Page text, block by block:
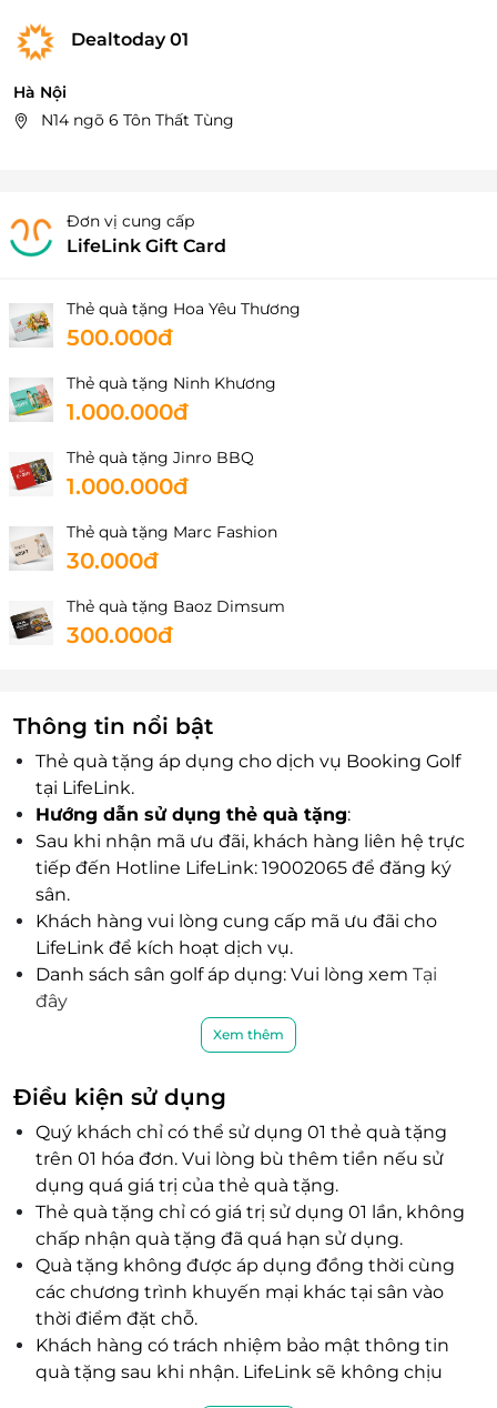
Dealtoday 01
Hà Nội
N14 ngõ 6 Tôn Thất Tùng
Đơn vị cung cấp
LifeLink Gift Card
Thẻ quà tặng Hoa Yêu Thương
500.000đ
Thẻ quà tặng Ninh Khương
1.000.000đ
Thẻ quà tặng Jinro BBQ
1.000.000đ
Thẻ quà tặng Marc Fashion
30.000đ
Thẻ quà tặng Baoz Dimsum
300.000đ
Thông tin nổi bật
Thẻ quà tặng áp dụng cho dịch vụ Booking Golf
tại LifeLink.
Hướng dẫn sử dụng thẻ quà tặng:
Sau khi nhận mã ưu đãi, khách hàng liên hệ trực
tiếp đến Hotline LifeLink: 19002065 để đăng ký
sân.
Khách hàng vui lòng cung cấp mã ưu đãi cho
LifeLink để kích hoạt dịch vụ.
Danh sách sân golf áp dụng: Vui lòng xem Tại
đây
Vé đã có ngày sử dụng thì sẽ không
Hoàn/ Hủy vì bất kỳ lý do nào.
LifeLink có đội ngũ nhân sự có kinh nghiệm
nhiều năm trong ngành dịch vụ, được trang bị
đầy đủ những kỹ năng, chuyên môn, cập nhật
thị trường dịch vụ du lịch – golf thường xuyên
để phục vụ mọi nhu cầu của khách hàng, các
CLB, Tổ chức, Hội nhóm ở Việt Nam và nước
ngoài.
Xem thêm
Điều kiện sử dụng
Quý khách chỉ có thể sử dụng 01 thẻ quà tặng
trên 01 hóa đơn. Vui lòng bù thêm tiền nếu sử
dụng quá giá trị của thẻ quà tặng.
Thẻ quà tặng chỉ có giá trị sử dụng 01 lần, không
chấp nhận quà tặng đã quá hạn sử dụng.
Quà tặng không được áp dụng đồng thời cùng
các chương trình khuyến mại khác tại sân vào
thời điểm đặt chỗ.
Khách hàng có trách nhiệm bảo mật thông tin
quà tặng sau khi nhận. LifeLink sẽ không chịu